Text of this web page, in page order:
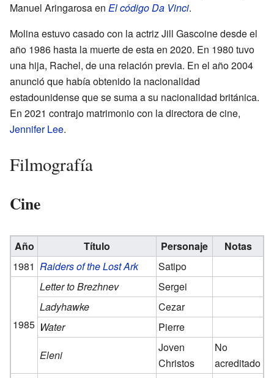
Manuel Aringarosa en El código Da Vinci.
Molina estuvo casado con la actriz Jill Gascoine desde el
año 1986 hasta la muerte de esta en 2020. En 1980 tuvo
una hija, Rachel, de una relación previa. En el año 2004
anunció que había obtenido la nacionalidad
estadounidense que se suma a su nacionalidad británica.
En 2021 contrajo matrimonio con la directora de cine,
Jennifer Lee.
Filmografía
Cine
Año Título Personaje
Notas
1981 Raiders of the Lost Ark Satipo
1985
Letter to Brezhnev
Sergei
Ladyhawke
Cezar
Water
Pierre
Eleni
Joven
Christos
No
acreditado